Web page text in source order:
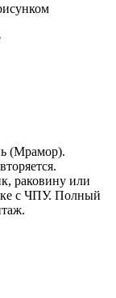
(Мрамор).
раковину или
с ЧПУ. Полный